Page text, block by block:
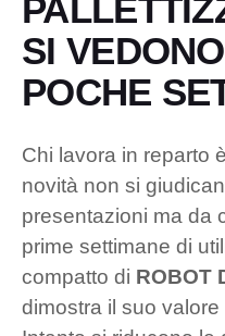
SI
POCHE
Chi lavora in reparto
novità non si
presentazioni ma da
prime settimane di
compatto di ROBOT
dimostra il suo